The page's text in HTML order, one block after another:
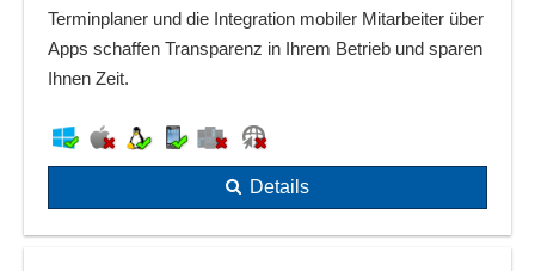
Terminplaner und die Integration mobiler Mitarbeiter über
Apps schaffen Transparenz in Ihrem Betrieb und sparen
Ihnen Zeit.
Details